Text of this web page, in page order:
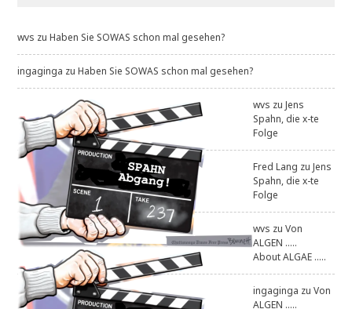
wvs zuHaben Sie SOWAS schon mal gesehen?
ingaginga zuHaben Sie SOWAS schon mal gesehen?
wvs zuJens
Spahn, die x-te
Folge
Fred Lang zuJens
Spahn, die x-te
Folge
wvs zuVon
ALGEN .....
About ALGAE .....
ingaginga zuVon
ALGEN .....